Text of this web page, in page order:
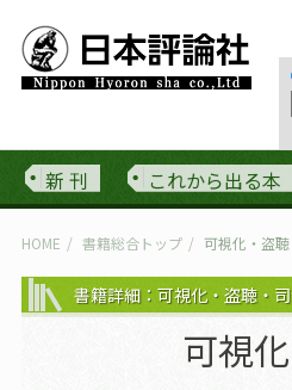
新 刊 これから出る本
HOME 書籍総合トップ 可視化・盗
書籍詳細：可視化・盗聴・
可視